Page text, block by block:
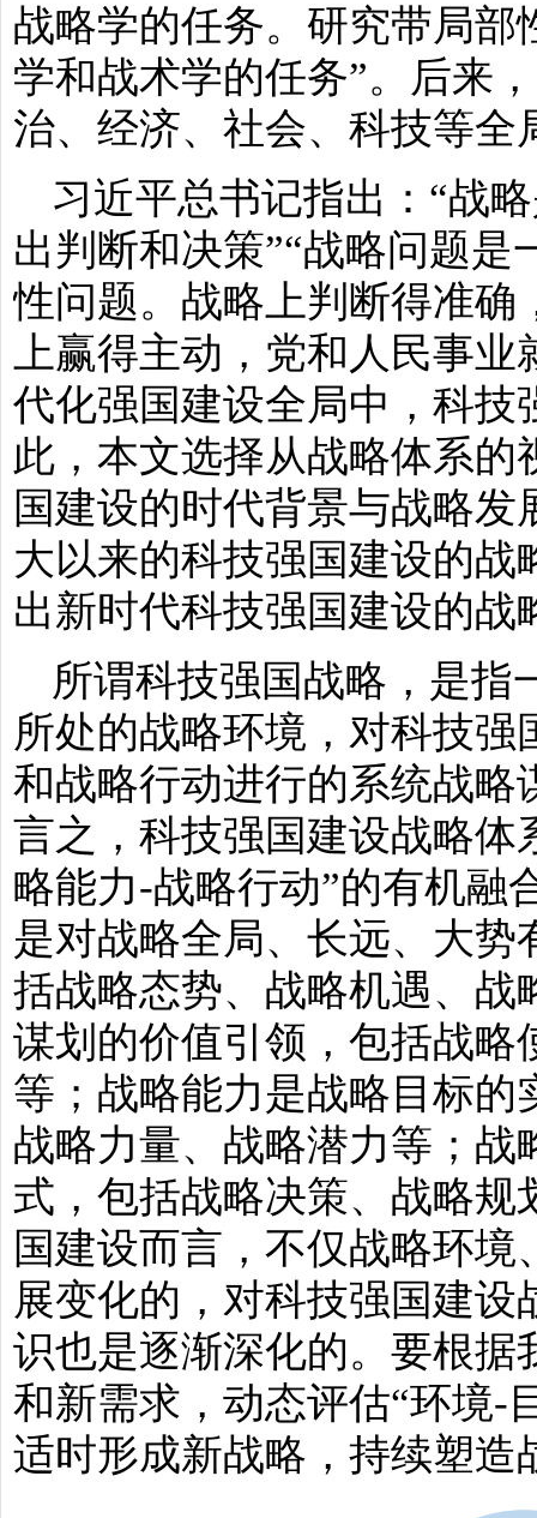
战略学的任务。研究带局
学和战术学的任务”。后来
治、经济、社会、科技等全
习近平总书记指出：“战
出判断和决策”“战略问题
性问题。战略上判断得准
上赢得主动，党和人民事业
代化强国建设全局中，科技
此，本文选择从战略体系
国建设的时代背景与战略
大以来的科技强国建设的
出新时代科技强国建设的战
所谓科技强国战略，是指
所处的战略环境，对科技
和战略行动进行的系统战
言之，科技强国建设战略体
略能力-战略行动”的有机融
是对战略全局、长远、大
括战略态势、战略机遇、
谋划的价值引领，包括战
等；战略能力是战略目标
战略力量、战略潜力等；
式，包括战略决策、战略
国建设而言，不仅战略环
展变化的，对科技强国建
识也是逐渐深化的。要根
和新需求，动态评估“环境-
适时形成新战略，持续塑造